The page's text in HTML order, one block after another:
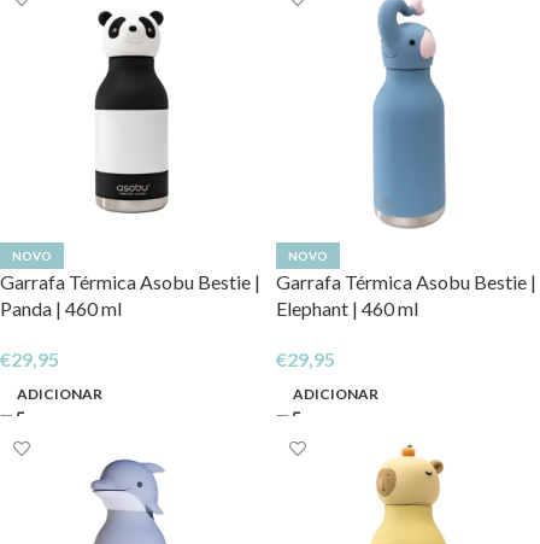
NOVO
Garrafa Térmica Asobu Bestie |
Panda | 460 ml
€29,95
ADICIONAR
NOVO
Garrafa Térmica Asobu Bestie |
Elephant | 460 ml
€29,95
ADICIONAR